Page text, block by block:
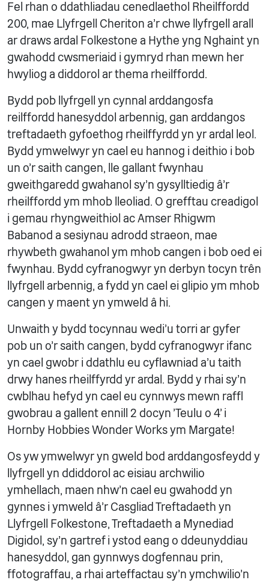
Fel rhan o ddathliadau cenedlaethol Rheilffordd
200, mae Llyfrgell Cheriton a'r chwe llyfrgell arall
ar draws ardal Folkestone a Hythe yng Nghaint yn
gwahodd cwsmeriaid i gymryd rhan mewn her
hwyliog a diddorol ar thema rheilffordd.
Bydd pob llyfrgell yn cynnal arddangosfa
reilffordd hanesyddol arbennig, gan arddangos
treftadaeth gyfoethog rheilffyrdd yn yr ardal leol.
Bydd ymwelwyr yn cael eu hannog i deithio i bob
un o'r saith cangen, lle gallant fwynhau
gweithgaredd gwahanol sy'n gysylltiedig â'r
rheilffordd ym mhob lleoliad. O grefftau creadigol
i gemau rhyngweithiol ac Amser Rhigwm
Babanod a sesiynau adrodd straeon, mae
rhywbeth gwahanol ym mhob cangen i bob oed ei
fwynhau. Bydd cyfranogwyr yn derbyn tocyn trên
llyfrgell arbennig, a fydd yn cael ei glipio ym mhob
cangen y maent yn ymweld â hi.
Unwaith y bydd tocynnau wedi'u torri ar gyfer
pob un o'r saith cangen, bydd cyfranogwyr ifanc
yn cael gwobr i ddathlu eu cyflawniad a'u taith
drwy hanes rheilffyrdd yr ardal. Bydd y rhai sy'n
cwblhau hefyd yn cael eu cynnwys mewn raffl
gwobrau a gallent ennill 2 docyn 'Teulu o 4' i
Hornby Hobbies Wonder Works ym Margate!
Os yw ymwelwyr yn gweld bod arddangosfeydd y
llyfrgell yn ddiddorol ac eisiau archwilio
ymhellach, maen nhw'n cael eu gwahodd yn
gynnes i ymweld â'r Casgliad Treftadaeth yn
Llyfrgell Folkestone, Treftadaeth a Mynediad
Digidol, sy'n gartref i ystod eang o ddeunyddiau
hanesyddol, gan gynnwys dogfennau prin,
ffotograffau, a rhai arteffactau sy'n ymchwilio'n